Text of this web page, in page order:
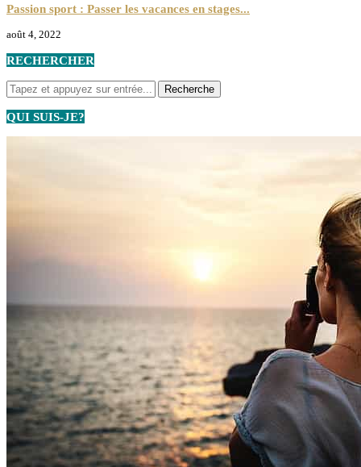
Passion sport : Passer les vacances en stages...
août 4, 2022
RECHERCHER
QUI SUIS-JE?